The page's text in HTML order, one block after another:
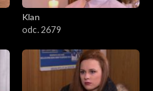
Klan
odc. 2679